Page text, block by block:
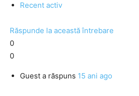
Recent activ
Răspunde la această întrebare
0
0
Guest a răspuns 15 ani ago